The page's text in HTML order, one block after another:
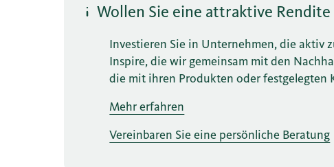
Wollen Sie eine attraktive
Investieren Sie in Unternehmen, die aktiv
Inspire, die wir gemeinsam mit den
die mit ihren Produkten oder festgelegten
Mehr erfahren
Vereinbaren Sie eine persönliche Beratung